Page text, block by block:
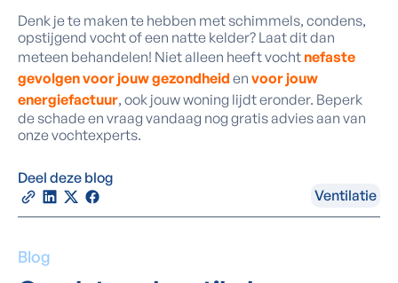
Denk je te maken te hebben met schimmels, condens,
opstijgend vocht of een natte kelder? Laat dit dan
meteen behandelen! Niet alleen heeft vocht nefaste
gevolgen voor jouw gezondheid en voor jouw
energiefactuur, ook jouw woning lijdt eronder. Beperk
de schade en vraag vandaag nog gratis advies aan van
onze vochtexperts.
Deel deze blog
Ventilatie
Blog